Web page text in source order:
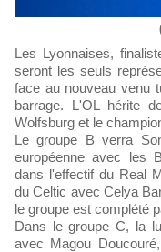
Les Lyonnaises, finalistes l'an dernier face au FC Barcelone,
seront les seuls
face au nouveau venu
barrage. L'OL hérite
Wolfsburg et le
Le groupe B verra
européenne avec les
dans l'effectif du Real
du Celtic avec Celya
le groupe est complété
Dans le groupe C, la
avec Magou